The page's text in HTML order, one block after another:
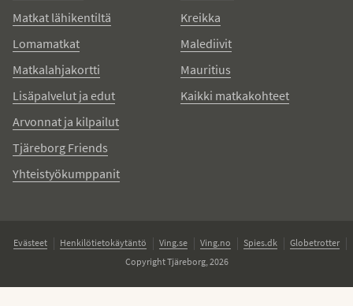
Matkat lähikentiltä
Lomamatkat
Matkalahjakortti
Lisäpalvelut ja edut
Arvonnat ja kilpailut
Tjäreborg Friends
Yhteistyökumppanit
Kreikka
Malediivit
Mauritius
Kaikki matkakohteet
Evästeet Henkilötietokäytäntö Ving.se Ving.no Spies.dk
Globetrotter
Copyright Tjäreborg, 2026